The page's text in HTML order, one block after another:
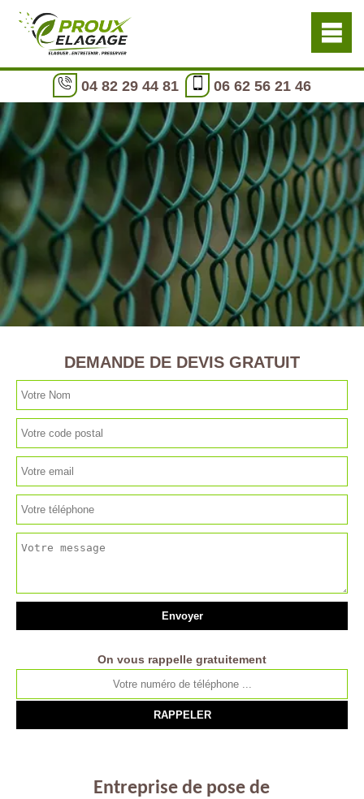
04 82 29 44 81 06 62 56 21 46
DEMANDE DE DEVIS GRATUIT
On vous rappelle gratuitement
Entreprise de pose de